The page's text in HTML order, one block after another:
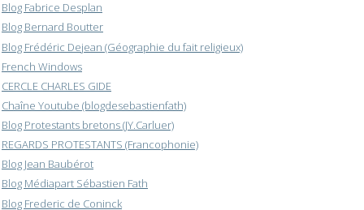
Blog Fabrice Desplan
Blog Bernard Boutter
Blog Frédéric Dejean (Géographie du fait religieux)
French Windows
CERCLE CHARLES GIDE
Chaîne Youtube (blogdesebastienfath)
Blog Protestants bretons (JY.Carluer)
REGARDS PROTESTANTS (Francophonie)
Blog Jean Baubérot
Blog Médiapart Sébastien Fath
Blog Frederic de Coninck